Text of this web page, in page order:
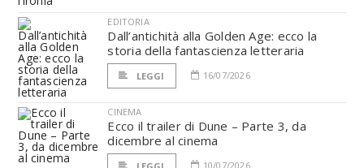
EDITORIA
Dall’antichità alla Golden Age: ecco la
storia della fantascienza letteraria
LEGGI 16/07/2026
CINEMA
Ecco il trailer di Dune – Parte 3, da
dicembre al cinema
10/07/2026